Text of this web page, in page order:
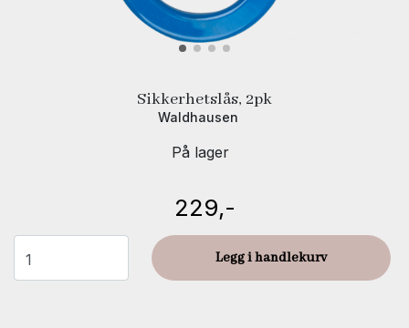
Sikkerhetslås, 2pk
Waldhausen
På lager
229,-
Legg i handlekurv